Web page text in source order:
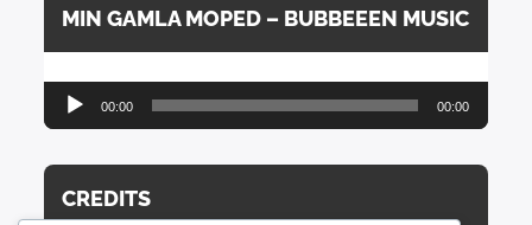
MIN GAMLA MOPED – BUBBEEEN MUSIC
Ljudspelare
00:00 00:00
CREDITS